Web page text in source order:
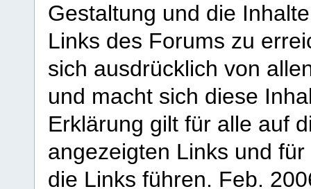
Gestaltung und die
Links des Forums zu
sich ausdrücklich von
und macht sich diese
Erklärung gilt für alle auf
angezeigten Links und
die Links führen. Feb.